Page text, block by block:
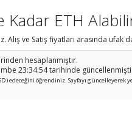
ETH
Alış ve Satış fiyatları arasında
hesaplanmıştır.
23:34:54 tarihinde
edeceğini öğrendiniz. Sayfayı